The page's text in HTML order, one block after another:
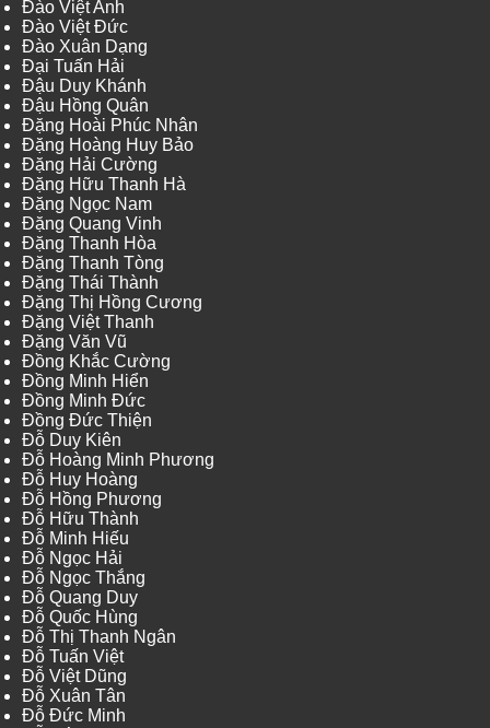
Đào Việt Anh
Đào Việt Đức
Đào Xuân Dạng
Đại Tuấn Hải
Đậu Duy Khánh
Đậu Hồng Quân
Đặng Hoài Phúc Nhân
Đặng Hoàng Huy Bảo
Đặng Hải Cường
Đặng Hữu Thanh Hà
Đặng Ngọc Nam
Đặng Quang Vinh
Đặng Thanh Hòa
Đặng Thanh Tòng
Đặng Thái Thành
Đặng Thị Hồng Cương
Đặng Việt Thanh
Đặng Văn Vũ
Đồng Khắc Cường
Đồng Minh Hiển
Đồng Minh Đức
Đồng Đức Thiện
Đỗ Duy Kiên
Đỗ Hoàng Minh Phương
Đỗ Huy Hoàng
Đỗ Hồng Phương
Đỗ Hữu Thành
Đỗ Minh Hiếu
Đỗ Ngọc Hải
Đỗ Ngọc Thắng
Đỗ Quang Duy
Đỗ Quốc Hùng
Đỗ Thị Thanh Ngân
Đỗ Tuấn Việt
Đỗ Việt Dũng
Đỗ Xuân Tân
Đỗ Đức Minh